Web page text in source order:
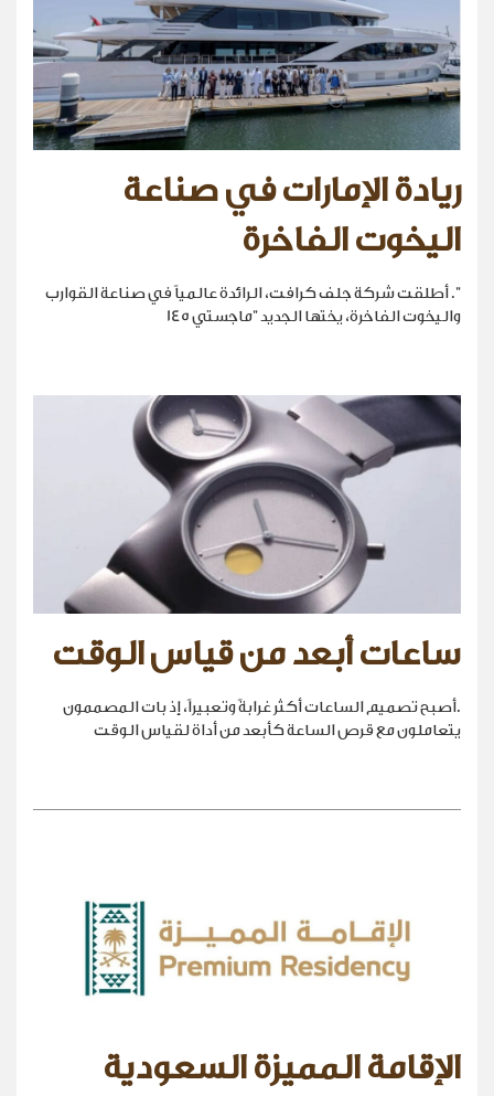
ريادة الإمارات في صناعة
اليخوت الفاخرة
". أطلقت شركة جلف كرافت، الرائدة عالمياً في صناعة القوارب
واليخوت الفاخرة، يختها الجديد "ماجستي 145
ساعات أبعد من قياس الوقت
.أصبح تصميم الساعات أكثر غرابةً وتعبيراً، إذ بات المصممون
يتعاملون مع قرص الساعة كأبعد من أداة لقياس الوقت
الإقامة المميزة السعودية